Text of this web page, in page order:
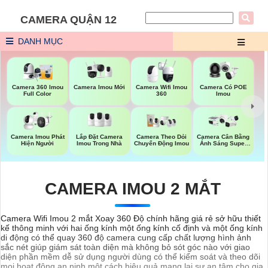
CAMERA QUẬN 12
DANH MỤC
Camera 360 Imou
Full Color
Camera Imou Mới
Camera Wifi Imou
360
Camera Có POE
Imou
Camera Imou Phát
Hiện Người
Lắp Đặt Camera
Imou Trong Nhà
Camera Theo Dỏi
Chuyển Động Imou
Camera Cân Bằng
Ánh Sáng Super
CAMERA IMOU 2 MẮT
Camera Wifi Imou 2 mắt Xoay 360 Độ chính hãng giá rẻ sở hữu thiết
kế thông minh với hai ống kính một ống kính cố định và một ống kính
di động có thể quay 360 độ camera cung cấp chất lượng hình ảnh
sắc nét giúp giám sát toàn diện mà không bỏ sót góc nào với giao
diện phần mềm dễ sử dụng người dùng có thể kiểm soát và theo dõi